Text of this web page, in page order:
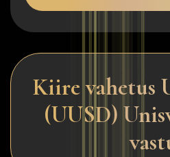
Kiire vahetus
(UUSD)